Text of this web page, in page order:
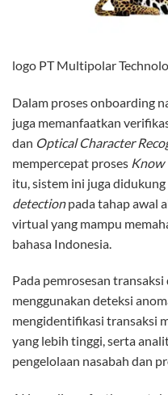
logo PT Multipolar
Dalam proses onboarding
juga memanfaatkan
dan Optical Character
mempercepat proses Know
itu, sistem ini juga didukung
detectionpada tahap awal
virtual yang mampu
bahasa Indonesia.
Pada pemrosesan
menggunakan deteksi
mengidentifikasi transaksi
yang lebih tinggi, serta
pengelolaan nasabah dan